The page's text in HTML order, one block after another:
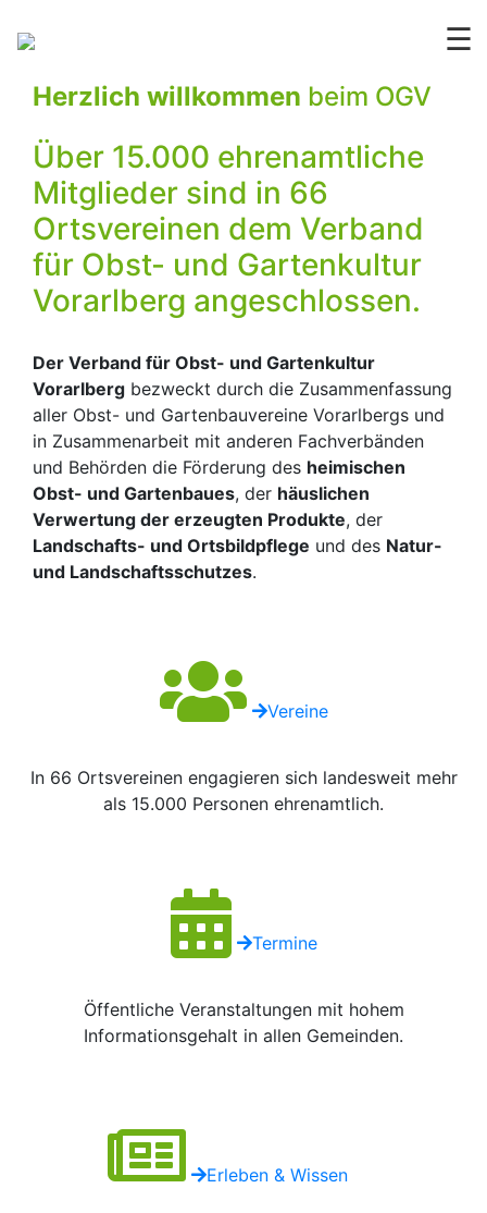
☰
Herzlich willkommen beim OGV
Über 15.000 ehrenamtliche
Mitglieder sind in 66
Ortsvereinen dem Verband
für Obst- und Gartenkultur
Vorarlberg angeschlossen.
Der Verband für Obst- und Gartenkultur
Vorarlberg bezweckt durch die Zusammenfassung
aller Obst- und Gartenbauvereine Vorarlbergs und
in Zusammenarbeit mit anderen Fachverbänden
und Behörden die Förderung des heimischen
Obst- und Gartenbaues, der häuslichen
Verwertung der erzeugten Produkte, der
Landschafts- und Ortsbildpflege und des Natur-
und Landschaftsschutzes.
Vereine
In 66 Ortsvereinen engagieren sich landesweit mehr
als 15.000 Personen ehrenamtlich.
Termine
Öffentliche Veranstaltungen mit hohem
Informationsgehalt in allen Gemeinden.
Erleben & Wissen